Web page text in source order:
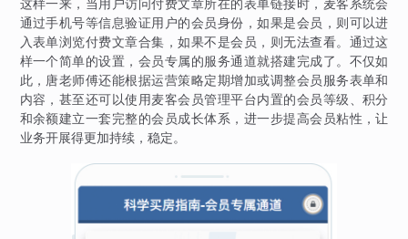
这样一来，当用户访问付费文章所在的表单链接时，麦客系统会
通过手机号等信息验证用户的会员身份，如果是会员，则可以进
入表单浏览付费文章合集，如果不是会员，则无法查看。通过这
样一个简单的设置，会员专属的服务通道就搭建完成了。不仅如
此，唐老师傅还能根据运营策略定期增加或调整会员服务表单和
内容，甚至还可以使用麦客会员管理平台内置的会员等级、积分
和余额建立一套完整的会员成长体系，进一步提高会员粘性，让
业务开展得更加持续，稳定。